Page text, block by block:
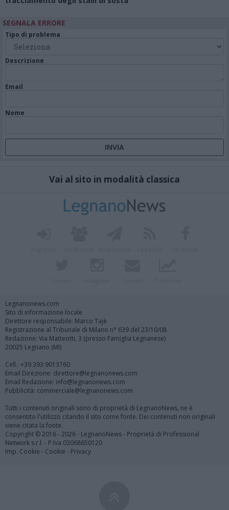
SEGNALA ERRORE
Tipo di problema
Descrizione
Email
Nome
Vai al sito in modalità classica
Legnanonews.com
Sito di informazione locale
Direttore responsabile: Marco Tajè
Registrazione al Tribunale di Milano n° 639 del 23/10/08
Redazione: Via Matteotti, 3 (presso Famiglia Legnanese)
20025 Legnano (MI)
Cell.: +39.393.9013760
Email Direzione: direttore@legnanonews.com
Email Redazione: info@legnanonews.com
Pubblicità: commerciale@legnanonews.com
Tutti i contenuti originali sono di proprietà di LegnanoNews, ne è
consentito l'utilizzo citando il sito come fonte. Dei contenuti non originali
viene citata la fonte.
Copyright © 2016 - 2026 - LegnanoNews - Proprietà di Professional
Network s.r.l. - P.Iva 03068650120
Imp. Cookie - Cookie - Privacy